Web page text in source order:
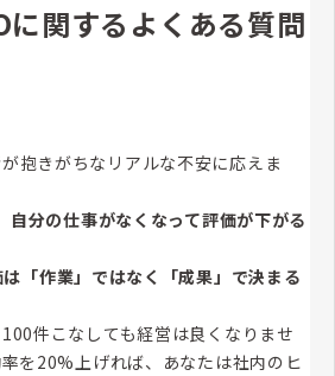
関するよくある質問
抱きがちなリアルな不安に応えま
自分の仕事がなくなって評価が下がる
「作業」ではなく「成果」で決まる
件こなしても経営は良くなりませ
を20%上げれば、あなたは社内のヒ